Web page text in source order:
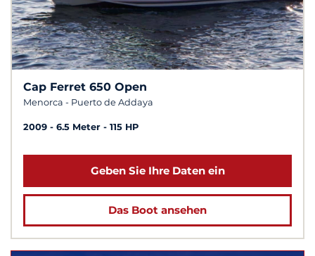
Cap Ferret 650 Open
Menorca - Puerto de Addaya
2009 6.5 Meter 115 HP
Geben Sie Ihre Daten ein
Das Boot ansehen